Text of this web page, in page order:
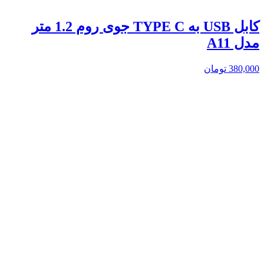
کابل USB به TYPE C جوی روم 1.2 متر
مدل A11
380,000 تومان